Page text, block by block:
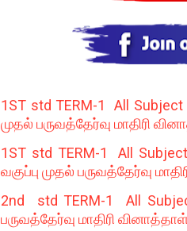
1ST std TERM-1 All Subject
முதல் பருவத்தேர்வு மாதிரி
1ST std TERM-1 All
வகுப்பு முதல் பருவத்தேர்வு
2nd std TERM-1 All
பருவத்தேர்வு மாதிரி